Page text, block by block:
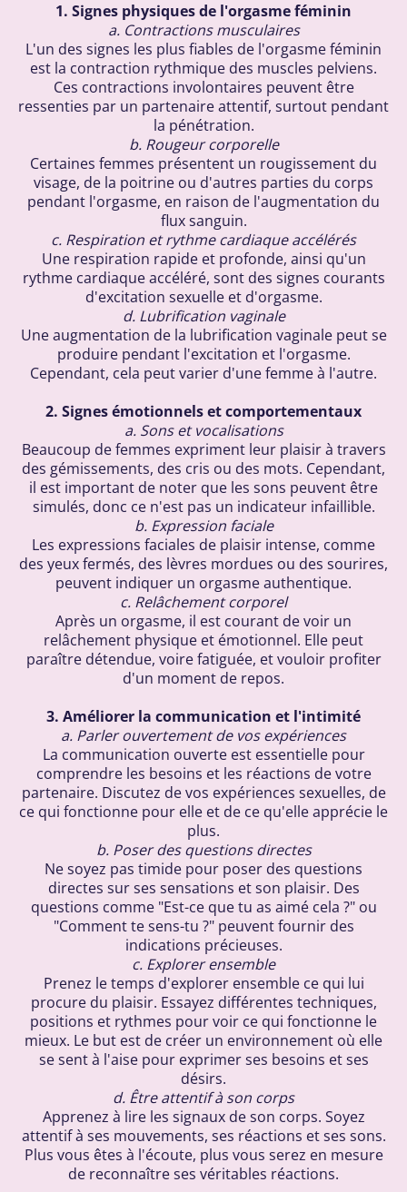
1. Signes physiques de l'orgasme féminin
a. Contractions musculaires
L'un des signes les plus fiables de l'orgasme féminin
est la contraction rythmique des muscles pelviens.
Ces contractions involontaires peuvent être
ressenties par un partenaire attentif, surtout pendant
la pénétration.
b. Rougeur corporelle
Certaines femmes présentent un rougissement du
visage, de la poitrine ou d'autres parties du corps
pendant l'orgasme, en raison de l'augmentation du
flux sanguin.
c. Respiration et rythme cardiaque accélérés
Une respiration rapide et profonde, ainsi qu'un
rythme cardiaque accéléré, sont des signes courants
d'excitation sexuelle et d'orgasme.
d. Lubrification vaginale
Une augmentation de la lubrification vaginale peut se
produire pendant l'excitation et l'orgasme.
Cependant, cela peut varier d'une femme à l'autre.
2. Signes émotionnels et comportementaux
a. Sons et vocalisations
Beaucoup de femmes expriment leur plaisir à travers
des gémissements, des cris ou des mots. Cependant,
il est important de noter que les sons peuvent être
simulés, donc ce n'est pas un indicateur infaillible.
b. Expression faciale
Les expressions faciales de plaisir intense, comme
des yeux fermés, des lèvres mordues ou des sourires,
peuvent indiquer un orgasme authentique.
c. Relâchement corporel
Après un orgasme, il est courant de voir un
relâchement physique et émotionnel. Elle peut
paraître détendue, voire fatiguée, et vouloir profiter
d'un moment de repos.
3. Améliorer la communication et l'intimité
a. Parler ouvertement de vos expériences
La communication ouverte est essentielle pour
comprendre les besoins et les réactions de votre
partenaire. Discutez de vos expériences sexuelles, de
ce qui fonctionne pour elle et de ce qu'elle apprécie le
plus.
b. Poser des questions directes
Ne soyez pas timide pour poser des questions
directes sur ses sensations et son plaisir. Des
questions comme "Est-ce que tu as aimé cela ?" ou
"Comment te sens-tu ?" peuvent fournir des
indications précieuses.
c. Explorer ensemble
Prenez le temps d'explorer ensemble ce qui lui
procure du plaisir. Essayez différentes techniques,
positions et rythmes pour voir ce qui fonctionne le
mieux. Le but est de créer un environnement où elle
se sent à l'aise pour exprimer ses besoins et ses
désirs.
d. Être attentif à son corps
Apprenez à lire les signaux de son corps. Soyez
attentif à ses mouvements, ses réactions et ses sons.
Plus vous êtes à l'écoute, plus vous serez en mesure
de reconnaître ses véritables réactions.